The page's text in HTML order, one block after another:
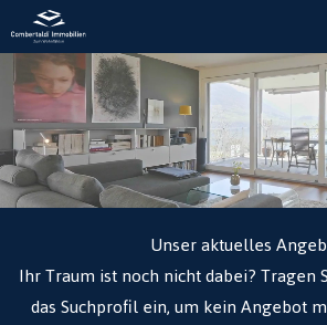
Unser aktuelles
Ihr Traum ist noch nicht dabei? Tragen
das Suchprofil ein, um kein Angebot